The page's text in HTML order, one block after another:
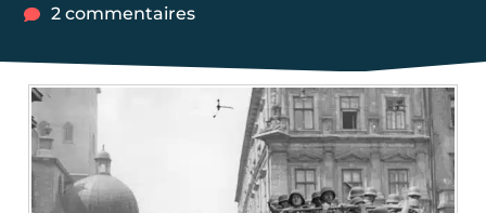
2 commentaires